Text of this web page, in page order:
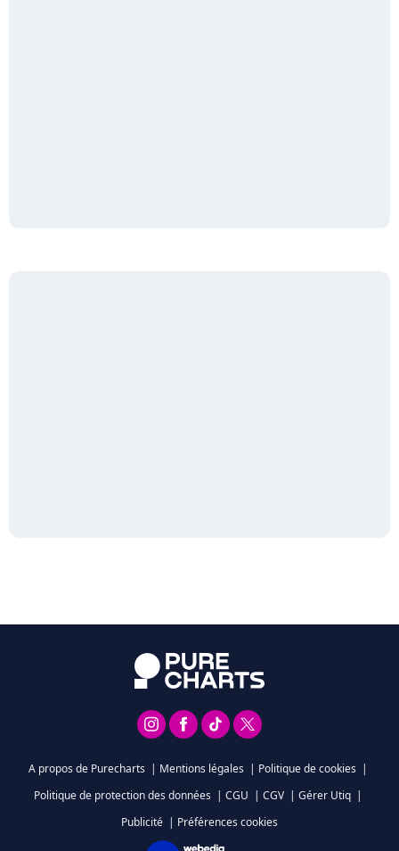
A propos de Purecharts | Mentions légales | Politique de cookies |
Politique de protection des données | CGU | CGV | Gérer Utiq |
Publicité | Préférences cookies